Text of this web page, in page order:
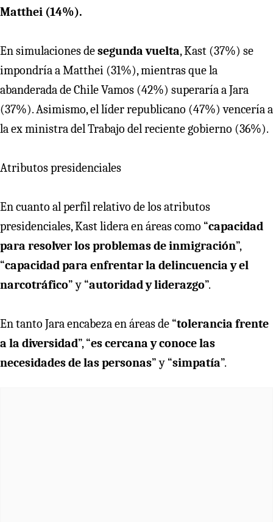
Matthei (14%).
En simulaciones desegunda vuelta, Kast (37%) se
impondría a Matthei (31%), mientras que la
abanderada de Chile Vamos (42%) superaría a Jara
(37%). Asimismo, el líder republicano (47%) vencería a
la ex ministra del Trabajo del reciente gobierno (36%).
Atributos presidenciales
En cuanto al perfil relativo de los atributos
presidenciales, Kast lidera en áreas como “capacidad
para resolver los problemas de inmigración”,
“capacidad para enfrentar la delincuencia y el
narcotráfico” y “autoridad y liderazgo”.
En tanto Jara encabeza en áreas de “tolerancia frente
a la diversidad”, “es cercana y conoce las
necesidades de las personas” y “simpatía”.